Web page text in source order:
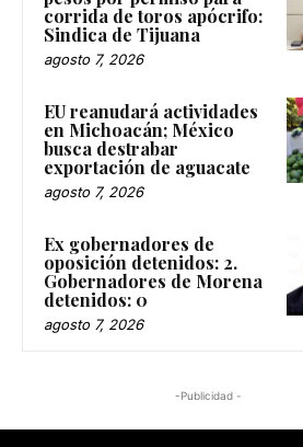
corrida de toros apócrifo:
Sindica de Tijuana
agosto 7, 2026
EU reanudará actividades
en Michoacán; México
busca destrabar
exportación de aguacate
agosto 7, 2026
Ex gobernadores de
oposición detenidos: 2.
Gobernadores de Morena
detenidos: 0
agosto 7, 2026
-Publicidad -